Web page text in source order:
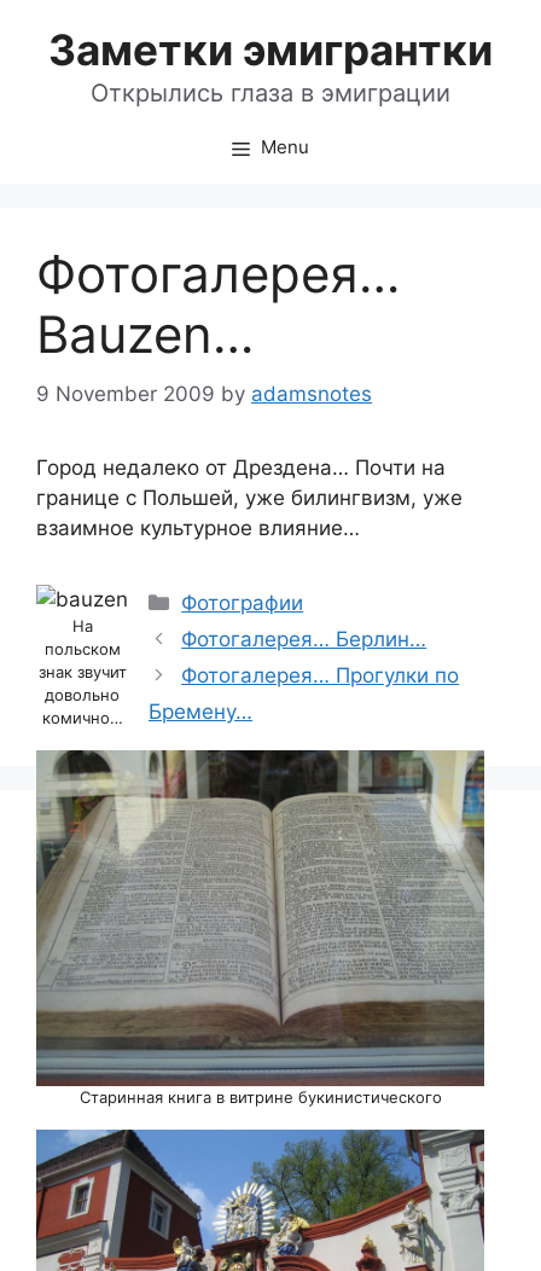
contentЗаметки эмигрантки
Открылись глаза в эмиграции
Menu
Фотогалерея…
Bauzen…
9 November 2009 by adamsnotes
Город недалеко от Дрездена… Почти на
границе с Польшей, уже билингвизм, уже
взаимное культурное влияние…
На
польском
знак звучит
довольно
комично…
Старинная книга в витрине букинистического
Categories
Фотографии
Фотогалерея… Берлин…
Фотогалерея… Прогулки по
Бремену…